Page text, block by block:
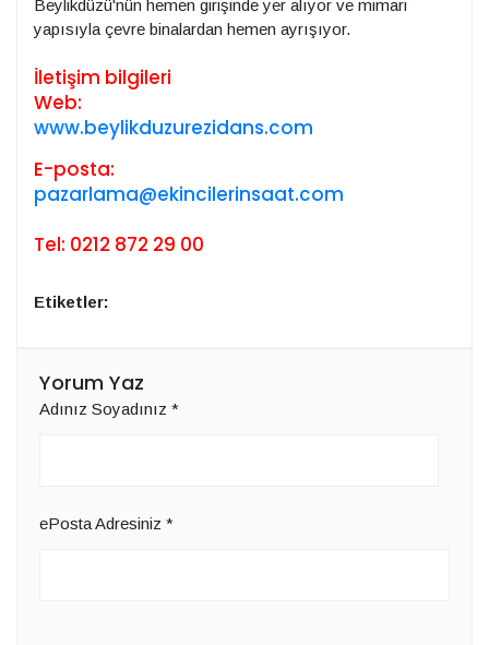
Beylikdüzü'nün hemen girişinde yer alıyor ve mimari
yapısıyla çevre binalardan hemen ayrışıyor.
İletişim bilgileri
Web:
www.beylikduzurezidans.com
E-posta:
pazarlama@ekincilerinsaat.com
Tel: 0212 872 29 00
Etiketler:
Yorum Yaz
Adınız Soyadınız *
ePosta Adresiniz *